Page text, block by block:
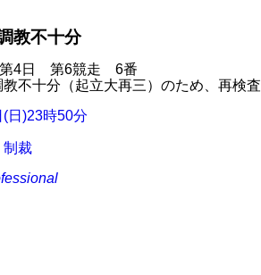
教不十分
4日 第6競走 6番
不十分（起立大再三）のため、再検
日)23時50分
制裁